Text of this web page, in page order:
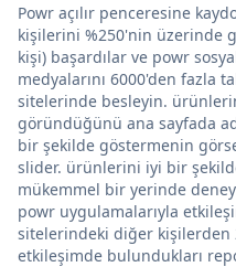
Powr açılır penceresine
kişilerini %250'nin üzerinde
kişi) başardılar ve powr
medyalarını 6000'den fazla
sitelerinde besleyin.
göründüğünü ana sayfada
bir şekilde göstermenin
slider. ürünlerini iyi bir
mükemmel bir yerinde
powr uygulamalarıyla
sitelerindeki diğer kişilerden
etkileşimde bulundukları